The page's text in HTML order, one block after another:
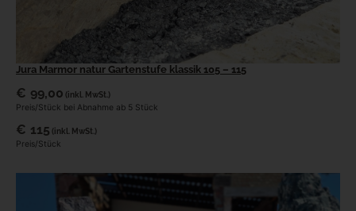
Jura Marmor natur Gartenstufe klassik 105 – 115
€ 99,00 (inkl. MwSt.)
Preis/Stück bei Abnahme ab 5 Stück
€ 115 (inkl. MwSt.)
Preis/Stück